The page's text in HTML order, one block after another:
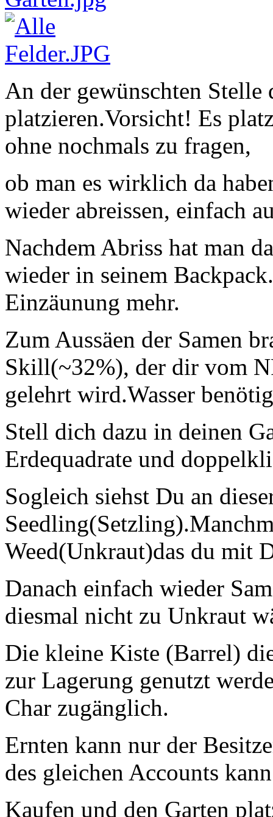
An der gewünschten
platzieren.Vorsicht! Es
ohne nochmals zu fragen,
ob man es wirklich da
wieder abreissen, einfach
Nachdem Abriss hat man
wieder in seinem
Einzäunung mehr.
Zum Aussäen der Samen
Skill(~32%), der dir vom
gelehrt wird.Wasser
Stell dich dazu in deinen
Erdequadrate und
Sogleich siehst Du an
Weed(Unkraut)das du mit
Danach einfach wieder
diesmal nicht zu Unkraut
Die kleine Kiste (Barrel)
zur Lagerung genutzt
Char zugänglich.
Ernten kann nur der
des gleichen Accounts
Kaufen und den Garten